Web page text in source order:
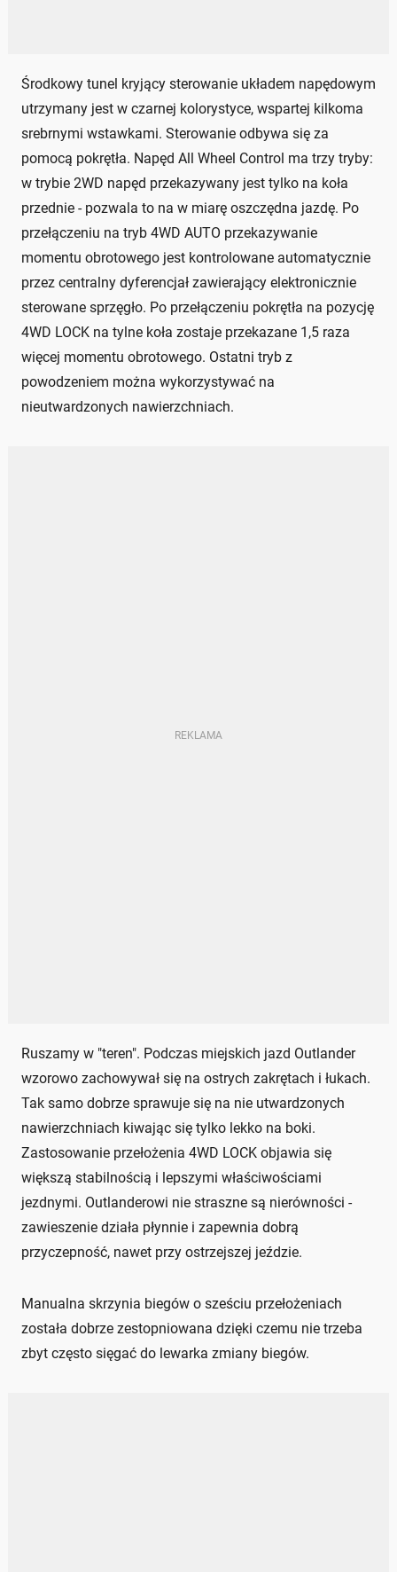
Środkowy tunel kryjący sterowanie układem napędowym
utrzymany jest w czarnej kolorystyce, wspartej kilkoma
srebrnymi wstawkami. Sterowanie odbywa się za
pomocą pokrętła. Napęd All Wheel Control ma trzy tryby:
w trybie 2WD napęd przekazywany jest tylko na koła
przednie - pozwala to na w miarę oszczędna jazdę. Po
przełączeniu na tryb 4WD AUTO przekazywanie
momentu obrotowego jest kontrolowane automatycznie
przez centralny dyferencjał zawierający elektronicznie
sterowane sprzęgło. Po przełączeniu pokrętła na pozycję
4WD LOCK na tylne koła zostaje przekazane 1,5 raza
więcej momentu obrotowego. Ostatni tryb z
powodzeniem można wykorzystywać na
nieutwardzonych nawierzchniach.
Ruszamy w "teren". Podczas miejskich jazd Outlander
wzorowo zachowywał się na ostrych zakrętach i łukach.
Tak samo dobrze sprawuje się na nie utwardzonych
nawierzchniach kiwając się tylko lekko na boki.
Zastosowanie przełożenia 4WD LOCK objawia się
większą stabilnością i lepszymi właściwościami
jezdnymi. Outlanderowi nie straszne są nierówności -
zawieszenie działa płynnie i zapewnia dobrą
przyczepność, nawet przy ostrzejszej jeździe.
Manualna skrzynia biegów o sześciu przełożeniach
została dobrze zestopniowana dzięki czemu nie trzeba
zbyt często sięgać do lewarka zmiany biegów.